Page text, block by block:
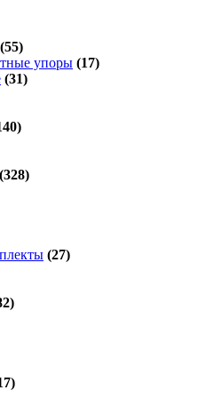
(55)
упоры (17)
(31)
(328)
(27)